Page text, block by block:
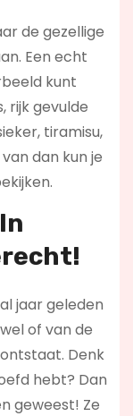
de gezellige
Een echt
kunt
rijk gevulde
tiramisu,
dan kun je
jaar geleden
of van de
Denk
hebt? Dan
geweest! Ze